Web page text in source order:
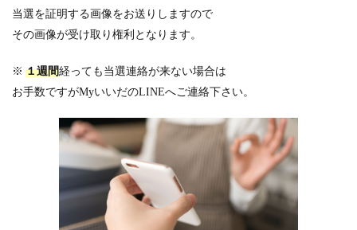
当選を証明する画像をお送りしますので
その画像が受け取り権利となります。
※ １週間経っても当選連絡が来ない場合は
お手数ですがMyいいだのLINEへご連絡下さい。